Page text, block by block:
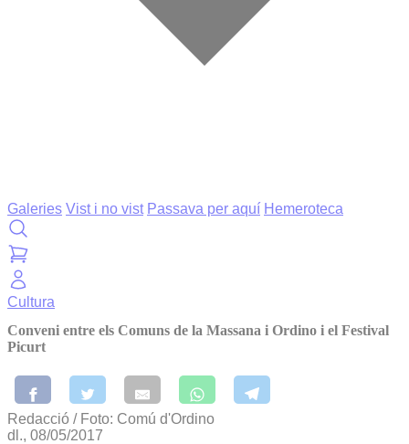
Galeries Vist i no vist Passava per aquí Hemeroteca
Cultura
Conveni entre els Comuns de la Massana i Ordino i el Festival
Picurt
Redacció / Foto: Comú d'Ordino
dl., 08/05/2017